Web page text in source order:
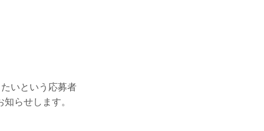
いという応募者
らせします。